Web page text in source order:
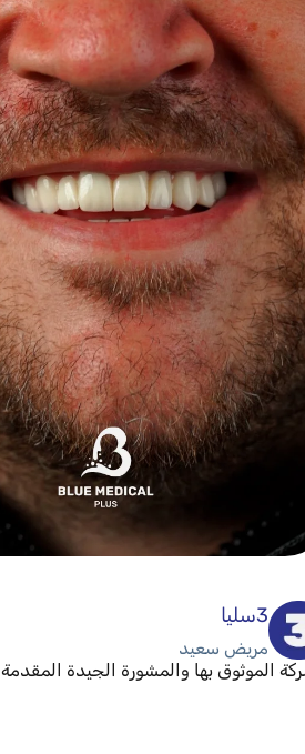
3سليا
مريض سعيد
الموثوق بها والمشورة الجيدة المقدمة